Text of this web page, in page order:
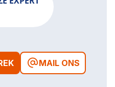
MAIL ONS